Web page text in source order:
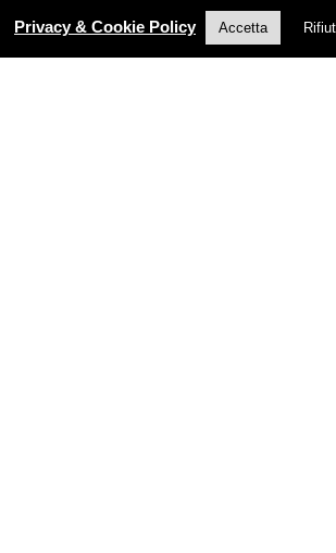
Privacy & Cookie Policy
Accetta